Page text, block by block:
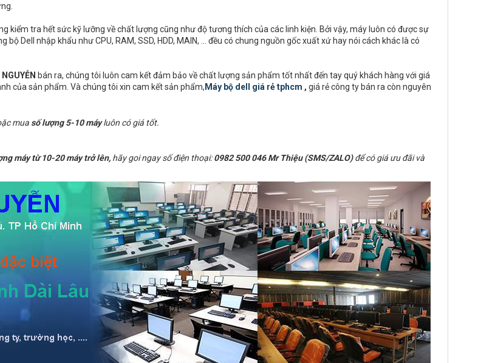
kiểm tra hết sức kỹ lưỡng về chất lượng cũng như độ tương thích của các linh kiện. Bởi vậy, máy luôn có được sự
Dell nhập khẩu như CPU, RAM, SSD, HDD, MAIN, ... đều có chung nguồn gốc xuất xứ hay nói cách khác là có
bán ra, chúng tôi luôn cam kết đảm bảo về chất lượng sản phẩm tốt nhất đến tay quý khách hàng với giá
của sản phẩm. Và chúng tôi xin cam kết sản phẩm, Máy bộ dell giá rẻ tphcm , giá rẻ công ty bán ra còn nguyên
mua số lượng 5-10 máyluôn có giá tốt.
máy từ 10-20 máy trở lên, hãy goi ngay số điện thoại:0982 500 046 Mr Thiệu (SMS/ZALO)để có giá ưu đãi và